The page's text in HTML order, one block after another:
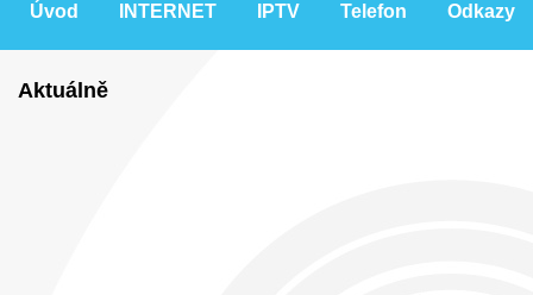
Úvod INTERNET IPTV Telefon Odkazy
Aktuálně